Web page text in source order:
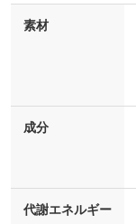
素材
成分
代謝エネルギー